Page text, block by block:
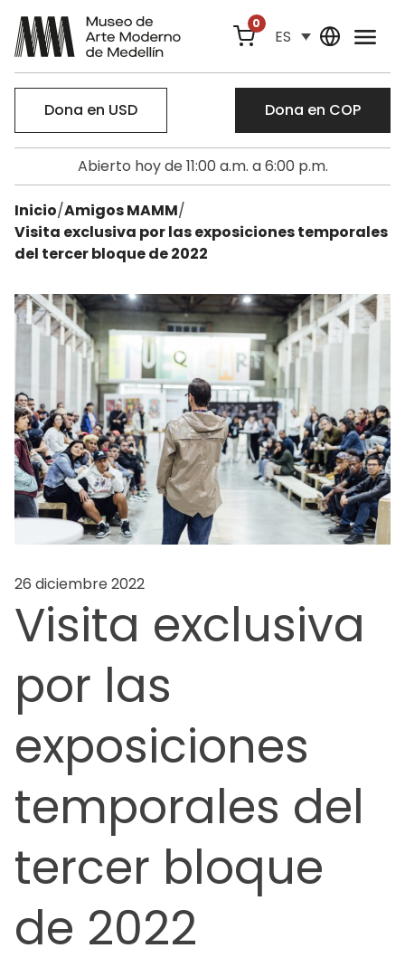
0
ES
Dona en USD Dona en COP
Abierto hoy de 11:00 a.m. a 6:00 p.m.
Inicio/Amigos MAMM/
Visita exclusiva por las exposiciones temporales
del tercer bloque de 2022
26 diciembre 2022
Visita exclusiva
por las
exposiciones
temporales del
tercer bloque
de 2022